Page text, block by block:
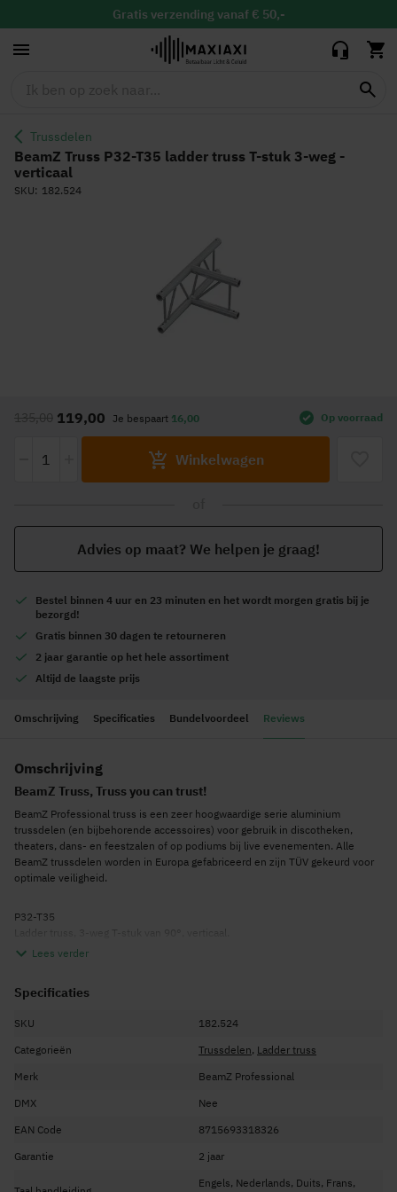
Gratisbinnen 30 dagen ruilen & retour
Altijd de
Trussdelen
weg - verticaal
BeamZ Truss P32-T35 ladder truss T-stuk 3-weg -
verticaal
SKU 182.524
119,00
135,00 Je bespaart 16,00
Winkelwagen
Op voorraad
Advies op maat? We helpen je graag!
Bestel binnen 4 uur en 23 minuten en het wordt morgen gratis bij je
bezorgd!
Gratis binnen 30 dagen te retourneren
2 jaar garantie op het hele assortiment
Altijd de laagste prijs
het
gallerij
Omschrijving Specificaties Bundelvoordeel Reviews
Omschrijving
BeamZ Truss, Truss you can trust!
BeamZ Professional truss is een zeer hoogwaardige serie aluminium
trussdelen (en bijbehorende accessoires) voor gebruik in discotheken,
theaters, dans- en feestzalen of op podiums bij live evenementen. Alle
BeamZ trussdelen worden in Europa gefabriceerd en zijn TÜV gekeurd voor
optimale veiligheid.
P32-T35
Aluminium driehoek truss
Snel en eenvoudig te assembleren
TÜV-gecertificeerd
Specificaties
Lengte: 50cm
Lees verder
Specificaties
SKU
182.524
Categorieën
Trussdelen, Ladder truss
Merk
BeamZ Professional
DMX
Nee
EAN Code
8715693318326
Garantie
2 jaar
Engels, Nederlands, Duits, Frans,